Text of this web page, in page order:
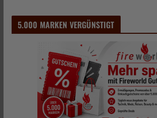
5.000 MARKEN VERGÜNSTIGT